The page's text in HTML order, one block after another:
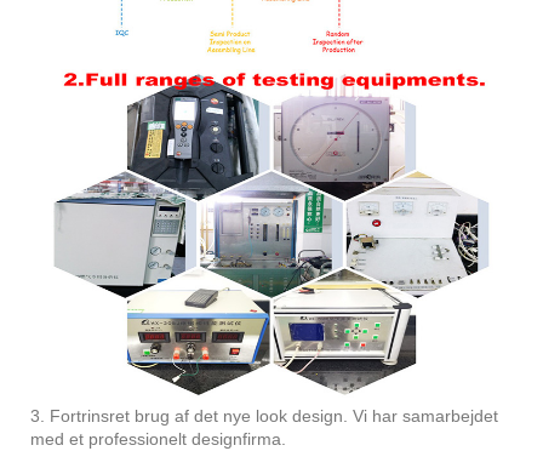
3. Fortrinsret brug af det nye look design. Vi har samarbejdet
med et professionelt designfirma.